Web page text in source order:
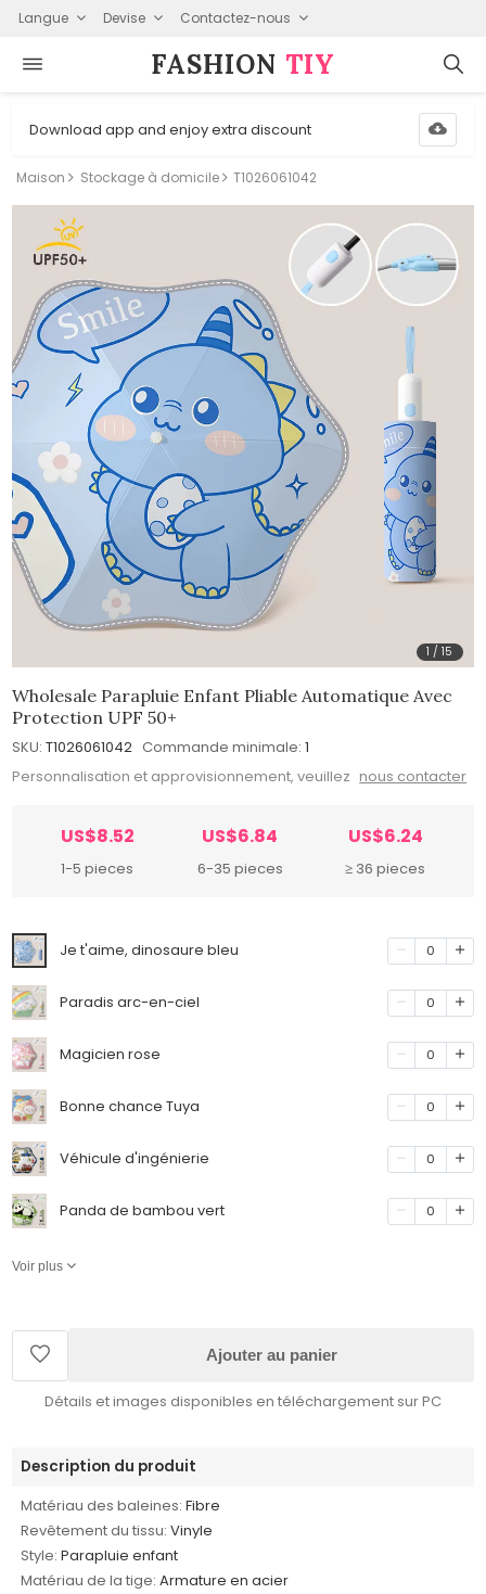
Langue Devise Contactez-nous
FASHION⁠ TIY
Download app and enjoy extra discount
Maison Stockage à domicile T1026061042
1 /15
Wholesale Parapluie Enfant Pliable Automatique Avec
Protection UPF 50+
SKU: T1026061042 Commande minimale: 1
Personnalisation et approvisionnement, veuillez nous contacter
US$8.52
1-5 pieces
US$6.84
6-35 pieces
US$6.24
≥ 36 pieces
Je t'aime, dinosaure bleu 0
Paradis arc-en-ciel 0
Magicien rose 0
Bonne chance Tuya 0
Véhicule d'ingénierie 0
Panda de bambou vert 0
Voir plus
Ajouter au panier
Détails et images disponibles en téléchargement sur PC
Description du produit
Matériau des baleines: Fibre
Revêtement du tissu: Vinyle
Style: Parapluie enfant
Matériau de la tige: Armature en acier